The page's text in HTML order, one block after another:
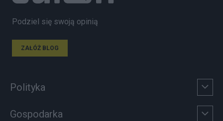
Podziel się swoją opinią
ZAŁÓŻ BLOG
Polityka
Gospodarka